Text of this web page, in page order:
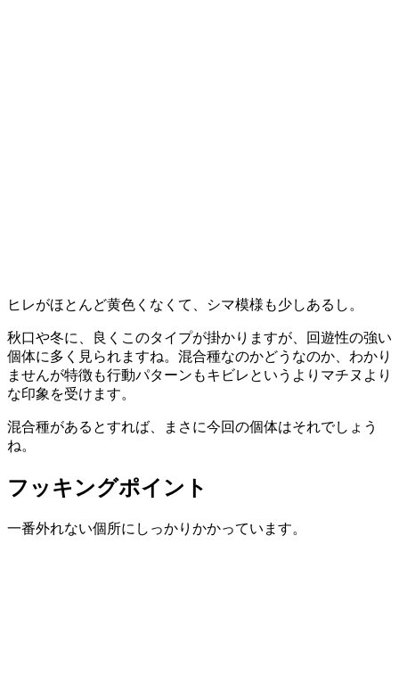
ヒレがほとんど黄色くなくて、シマ模様も少しあるし。
秋口や冬に、良くこのタイプが掛かりますが、回遊性の強い
個体に多く見られますね。混合種なのかどうなのか、わかり
ませんが特徴も行動パターンもキビレというよりマチヌより
な印象を受けます。
混合種があるとすれば、まさに今回の個体はそれでしょう
ね。
フッキングポイント
一番外れない個所にしっかりかかっています。